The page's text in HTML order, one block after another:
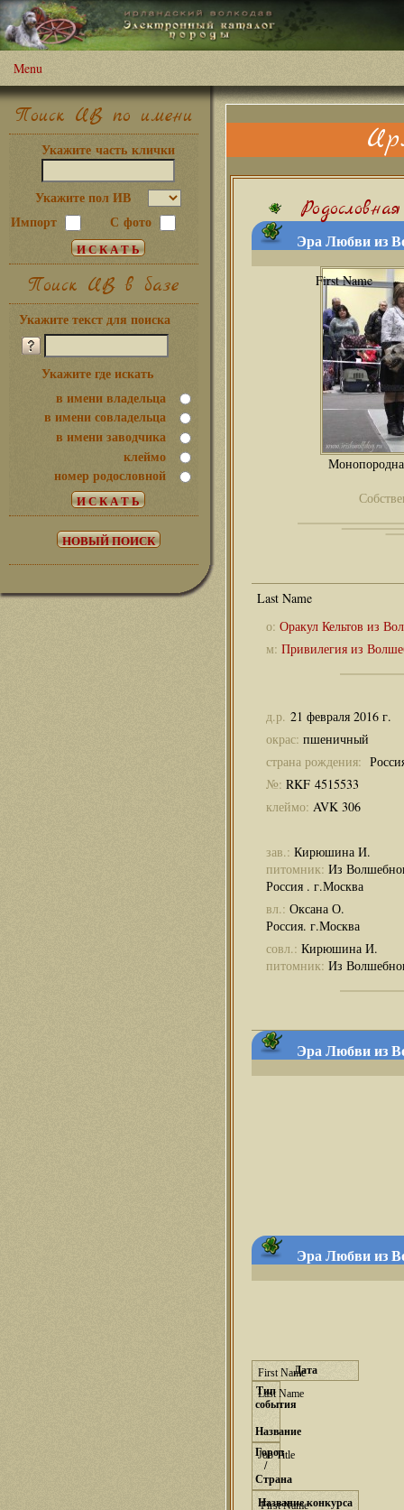
Menu
Поиск ИВ по имени
Укажите часть клички
Укажите пол ИВ
Импорт
С фото
Поиск ИВ в базе
Укажите текст для поиска
Укажите где искать
в имени владельца
в имени совладельца
в имени заводчика
клеймо
номер родословной
Родословная
Эра Любви из
о: Оракул Кельтов из
м: Привилегия из
д.р. 21 февраля 2016 г.
окрас: пшеничный
страна рождения:
№: RKF 4515533
клеймо: AVK 306
зав.: Кирюшина И.
питомник: Из
Россия . г.Москва
вл.: Оксана О.
Россия. г.Москва
совл.: Кирюшина И.
питомник: Из
Эра Любви из
Эра Любви из
Дата
Тип
события
Название
Город
/
Страна
Название конкурса